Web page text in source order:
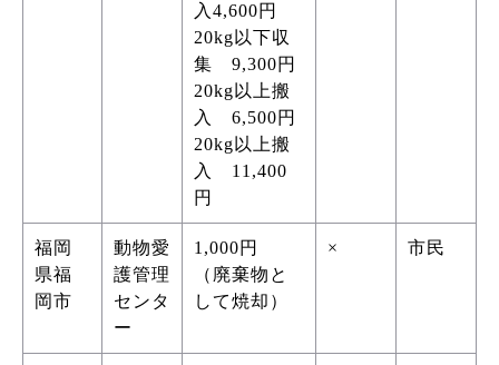
入4,600円
20kg以下収
集 9,300円
20kg以上搬
入 6,500円
20kg以上搬
入 11,400
円
福岡
県福
岡市
動物愛
護管理
センタ
ー
1,000円
（廃棄物と
して焼却）
× 市民